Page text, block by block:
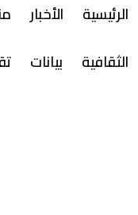
الرئيسية الأخبار
الثقافية
بيانات